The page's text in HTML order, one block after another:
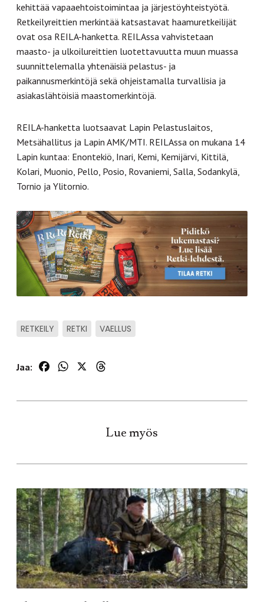
kehittää vapaaehtoistoimintaa ja järjestöyhteistyötä.
Retkeilyreittien merkintää katsastavat haamuretkeilijät
ovat osa REILA-hanketta. REILAssa vahvistetaan
maasto- ja ulkoilureittien luotettavuutta muun muassa
suunnittelemalla yhtenäisiä pelastus- ja
paikannusmerkintöjä sekä ohjeistamalla turvallisia ja
asiakaslähtöisiä maastomerkintöjä.
REILA-hanketta luotsaavat Lapin Pelastuslaitos,
Metsähallitus ja Lapin AMK/MTI. REILAssa on mukana 14
Lapin kuntaa: Enontekiö, Inari, Kemi, Kemijärvi, Kittilä,
Kolari, Muonio, Pello, Posio, Rovaniemi, Salla, Sodankylä,
Tornio ja Ylitornio.
RETKEILY RETKI VAELLUS
Jaa: FacebookWhatsApp
Lue myös